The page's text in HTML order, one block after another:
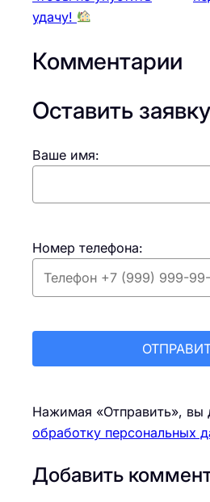
удачу!
Комментарии
Оставить заявку
Ваше имя:
Номер телефона:
Нажимая «Отправить», вы
обработку персональных
Добавить